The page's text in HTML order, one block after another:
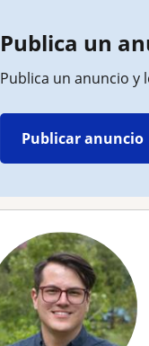
Publica un
Publica un anuncio
Publicar anuncio